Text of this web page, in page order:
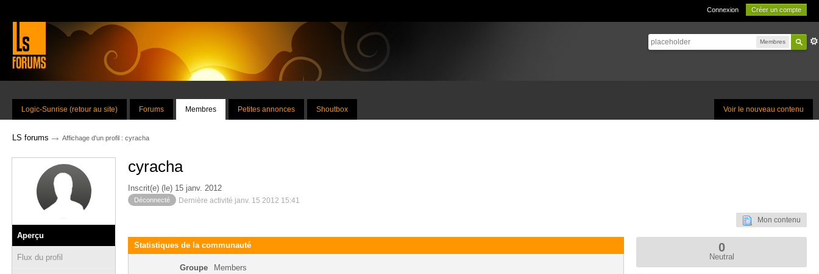
Connexion Créer un compte
Membres
Voir le nouveau contenu
Logic-Sunrise (retour au site) Forums Membres Petites annonces Shoutbox
LS forums → Affichage d'un profil : cyracha
Aperçu
Flux du profil
cyracha
Inscrit(e) (le) 15 janv. 2012
Déconnecté Dernière activité janv. 15 2012 15:41
Mon contenu
Statistiques de la communauté
Groupe
Members
0
Neutral